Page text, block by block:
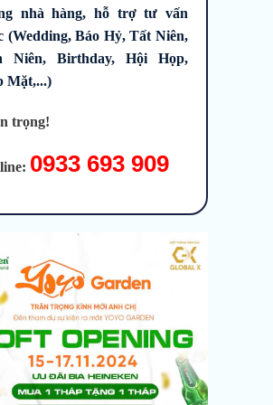
nhà hàng, hỗ trợ tư vấn
(Wedding, Báo Hỷ, Tất Niên,
Niên, Birthday, Hội Họp,
Mặt,...)
trọng!
0933 693 909